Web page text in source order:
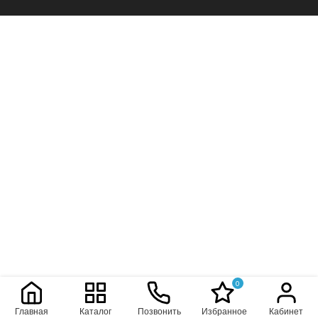
Главная Каталог Позвонить Избранное
0
Кабинет